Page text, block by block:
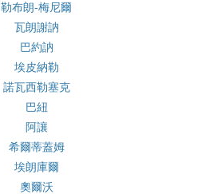
勒布朗-梅尼爾
瓦朗謝訥
巴約訥
埃皮納勒
諾瓦西勒塞克
巴紐
阿讓
希爾蒂蓋姆
埃朗庫爾
奧爾沃